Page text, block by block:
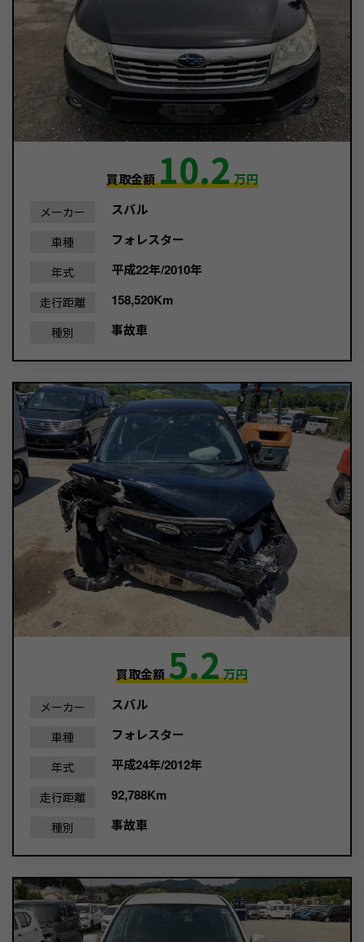
買取金額10.2万円
メーカー スバル
車種 フォレスター
年式 平成22年/2010年
走行距離 158,520Km
種別 事故車
買取金額5.2万円
メーカー スバル
車種 フォレスター
年式 平成24年/2012年
走行距離 92,788Km
種別 事故車